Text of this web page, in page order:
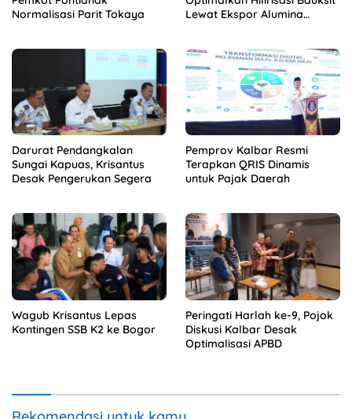
Normalisasi Parit Tokaya
Lewat Ekspor Alumina
Darurat Pendangkalan
Sungai Kapuas, Krisantus
Desak Pengerukan Segera
Pemprov Kalbar Resmi
Terapkan QRIS Dinamis
untuk Pajak Daerah
Wagub Krisantus Lepas
Kontingen SSB K2 ke Bogor
Peringati Harlah ke-9, Pojok
Diskusi Kalbar Desak
Optimalisasi APBD